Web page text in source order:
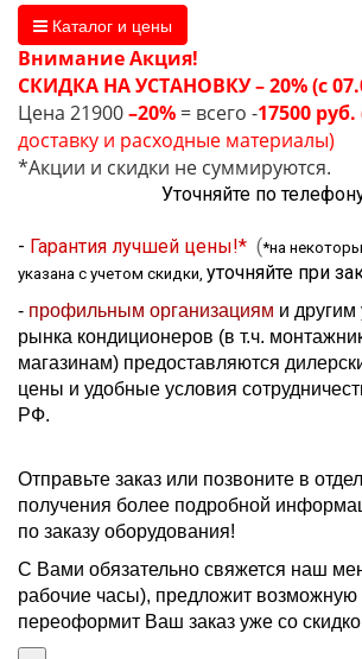
Каталог и цены
Внимание Акция!
СКИДКА НА УСТАНОВКУ – 20% (с
Цена 21900–20% = всего -17500 руб.
доставку и расходные материалы)
*Акции и скидки не суммируются.
Уточняйте по
- Гарантия лучшей цены!* (*на
указана с учетом скидки, уточняйте при
- профильным организациям и другим
рынка кондиционеров (в т.ч.
магазинам) предоставляются
цены и удобные условия
РФ.
Отправьте заказ или позвоните в
получения более подробной
по заказу оборудования!
С Вами обязательно свяжется наш
рабочие часы), предложит возможную
переоформит Ваш заказ уже со